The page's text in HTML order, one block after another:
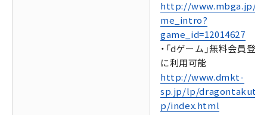
http://www.mbga.jp/
me_intro?
game_id=12014627
・「dゲーム」無料会員登
に利用可能
http://www.dmkt-
sp.jp/lp/
p/index.html